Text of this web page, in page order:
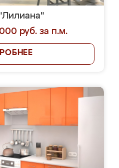
руб. за п.м.